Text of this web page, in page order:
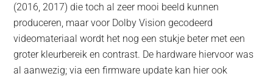
(2016, 2017) die toch al zeer mooi beeld kunnen
produceren, maar voor Dolby Vision gecodeerd
videomateriaal wordt het nog een stukje beter met een
groter kleurbereik en contrast. De hardware hiervoor was
al aanwezig; via een firmware update kan hier ook